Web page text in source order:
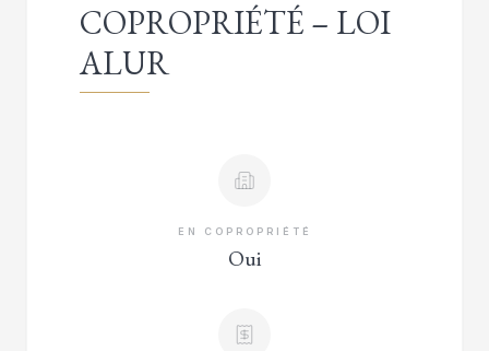
COPROPRIÉTÉ – LOI
ALUR
EN COPROPRIÉTÉ
Oui